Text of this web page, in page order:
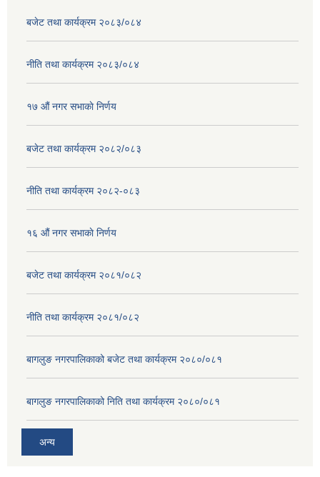
बजेट तथा कार्यक्रम २०८३/०८४
नीति तथा कार्यक्रम २०८३/०८४
१७ ‌‍औं नगर सभाकाे निर्णय
बजेट तथा कार्यक्रम २०८२/०८३
नीति तथा कार्यक्रम २०८२-०८३
१६ ‌औं नगर सभाकाे निर्णय
बजेट तथा कार्यक्रम २०८१/०८२
नीति तथा कार्यक्रम २०८१/०८२
बागलुङ नगरपालिकाको बजेट तथा कार्यक्रम २०८०/०८१
बागलुङ नगरपालिकाको निति तथा कार्यक्रम २०८०/०८१
अन्य